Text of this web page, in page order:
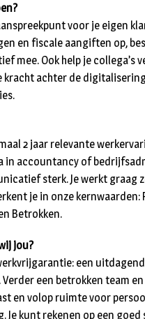
voor je eigen
en fiscale aangiften op,
mee. Ook help je collega’s
kracht achter de
2 jaar relevante
in accountancy of
sterk. Je werkt graag
je in onze kernwaarden:
Betrokken.
jou?
een
Verder een betrokken team
en volop ruimte voor
Je kunt rekenen op een goed